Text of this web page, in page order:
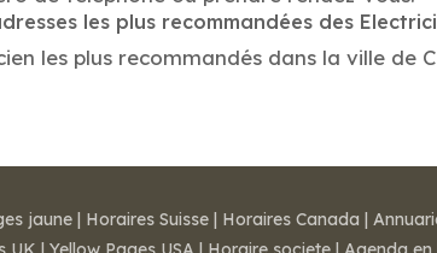
les plus recommandées des
les plus recommandés dans la ville de
jaune | Horaires Suisse | Horaires Canada |